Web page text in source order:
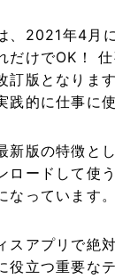
、2021年4月
だけでOK！
訂版となりま
践的に仕事に
新版の特徴と
ロードして使
なっています。
スアプリで絶
役立つ重要な